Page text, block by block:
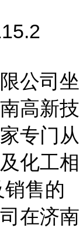
公司坐
高新技
专门从
化工相
售的
在济南